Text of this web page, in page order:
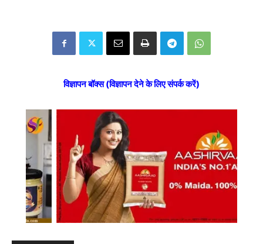
विज्ञापन बॉक्स (विज्ञापन देने के लिए संपर्क करें)